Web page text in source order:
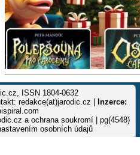
ISSN 1804-0632
redakce(at)jarodic.cz |
Inzerce:
a ochrana soukromí | pg(4548)
osobních údajů